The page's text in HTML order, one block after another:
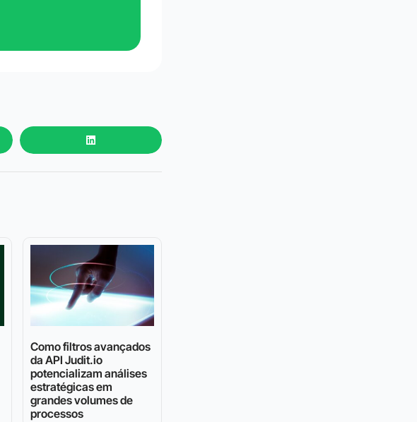
Como filtros avançados
da API Judit.io
potencializam análises
estratégicas em
grandes volumes de
processos